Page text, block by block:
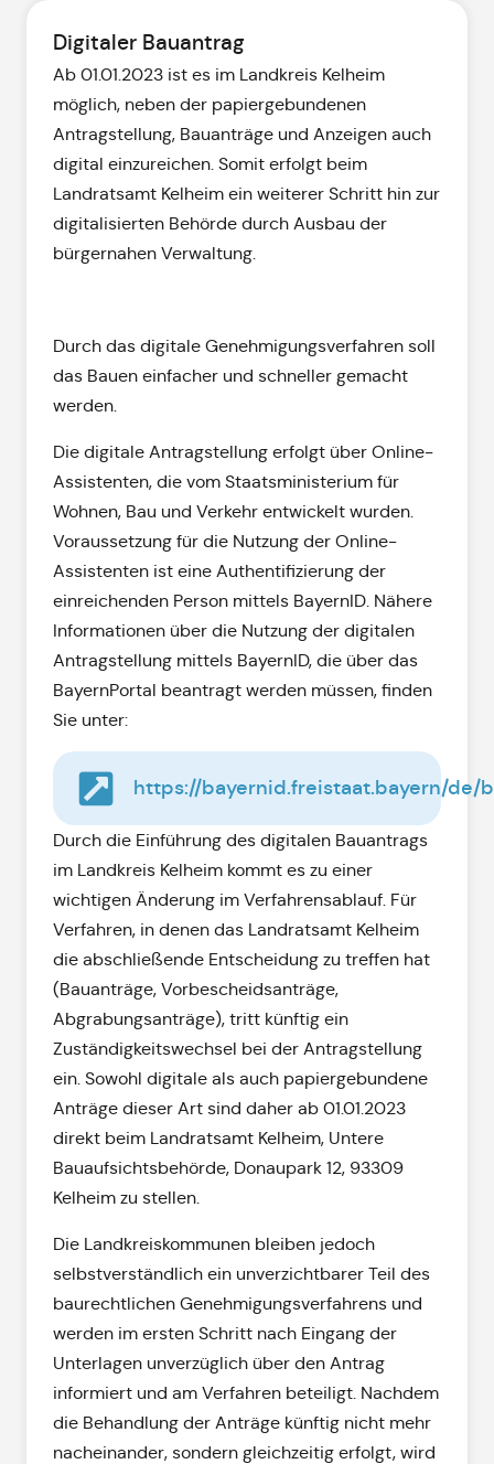
Digitaler Bauantrag
Ab 01.01.2023 ist es im Landkreis Kelheim
möglich, neben der papiergebundenen
Antragstellung, Bauanträge und Anzeigen auch
digital einzureichen. Somit erfolgt beim
Landratsamt Kelheim ein weiterer Schritt hin zur
digitalisierten Behörde durch Ausbau der
bürgernahen Verwaltung.
Durch das digitale Genehmigungsverfahren soll
das Bauen einfacher und schneller gemacht
werden.
Die digitale Antragstellung erfolgt über Online-
Assistenten, die vom Staatsministerium für
Wohnen, Bau und Verkehr entwickelt wurden.
Voraussetzung für die Nutzung der Online-
Assistenten ist eine Authentifizierung der
einreichenden Person mittels BayernID. Nähere
Informationen über die Nutzung der digitalen
Antragstellung mittels BayernID, die über das
BayernPortal beantragt werden müssen, finden
Sie unter:
https://bayernid.freistaat.bayern/de/
Durch die Einführung des digitalen Bauantrags
im Landkreis Kelheim kommt es zu einer
wichtigen Änderung im Verfahrensablauf. Für
Verfahren, in denen das Landratsamt Kelheim
die abschließende Entscheidung zu treffen hat
(Bauanträge, Vorbescheidsanträge,
Abgrabungsanträge), tritt künftig ein
Zuständigkeitswechsel bei der Antragstellung
ein. Sowohl digitale als auch papiergebundene
Anträge dieser Art sind daher ab 01.01.2023
direkt beim Landratsamt Kelheim, Untere
Bauaufsichtsbehörde, Donaupark 12, 93309
Kelheim zu stellen.
Die Landkreiskommunen bleiben jedoch
selbstverständlich ein unverzichtbarer Teil des
baurechtlichen Genehmigungsverfahrens und
werden im ersten Schritt nach Eingang der
Unterlagen unverzüglich über den Antrag
informiert und am Verfahren beteiligt. Nachdem
die Behandlung der Anträge künftig nicht mehr
nacheinander, sondern gleichzeitig erfolgt, wird